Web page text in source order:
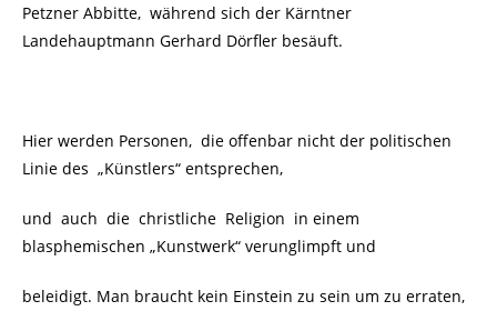
Petzner Abbitte, während sich der Kärntner
Landehauptmann Gerhard Dörfler besäuft.
Hier werden Personen, die offenbar nicht der politischen
Linie des „Künstlers“ entsprechen,
und auch die christliche Religion in einem
blasphemischen „Kunstwerk“ verunglimpft und
beleidigt. Man braucht kein Einstein zu sein um zu erraten,